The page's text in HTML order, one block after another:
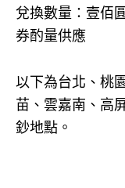
兌換數量：壹佰
券酌量供應
以下為台北、桃
苗、雲嘉南、高
鈔地點。